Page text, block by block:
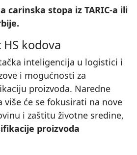
carinska stopa iz TARIC-a ili
kodova
inteligencija u logistici i
i mogućnosti za
proizvoda. Naredne
više će se fokusirati na nove
i zaštitu životne sredine,
proizvoda